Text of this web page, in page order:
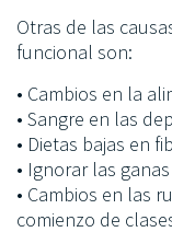
Otras de las
funcional son:
• Cambios en la
• Sangre en las
• Dietas bajas en
• Ignorar las
• Cambios en las
comienzo de